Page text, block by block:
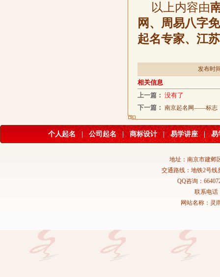
以上内容由
网、周易八字
起名专家、江
发布时
相关信息
上一篇： 没有了
下一篇： 南京起名网——标志
个人起名 公司起名 | 商标设计 | 易学讲座 | 易
地址：南京市建邺
交通路线：地铁2号线
QQ咨询：
联系电话
网站名称：灵